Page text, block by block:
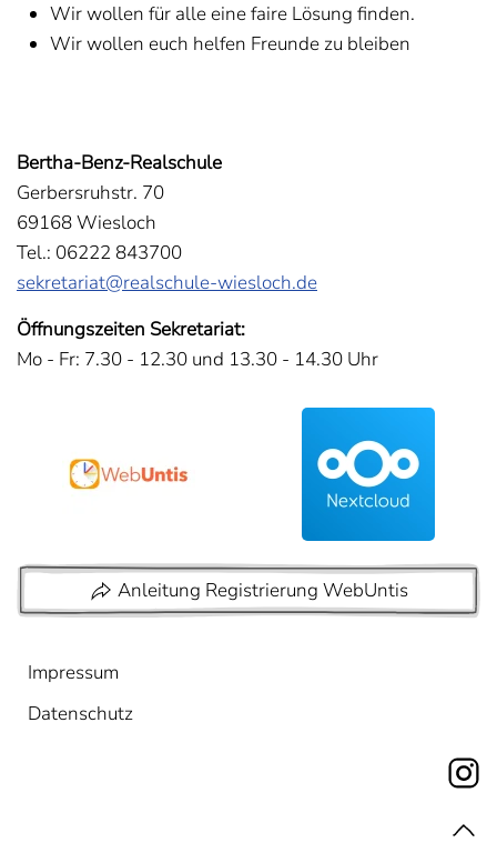
Wir wollen für alle eine faire Lösung finden.
Wir wollen euch helfen Freunde zu bleiben
Bertha-Benz-Realschule
Gerbersruhstr. 70
69168 Wiesloch
Tel.: 06222 843700
sekretariat@realschule-wiesloch.de
Öffnungszeiten Sekretariat:
Mo - Fr: 7.30 - 12.30 und 13.30 - 14.30 Uhr
Anleitung Registrierung WebUntis
Impressum
Datenschutz